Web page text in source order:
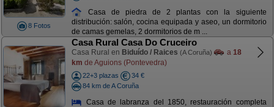
8 Fotos
Casa de piedra de 2 plantas con la siguiente
distribución: salón, cocina equipada y aseo, un dormitorio
de camas gemelas, 2 dormitorios de m ...
Casa Rural Casa Do Cruceiro
Casa Rural en Biduído / Raices (A Coruña) a 18
km de Aguions (Pontevedra)
22+3 plazas
34 €
84 km de A Coruña
Casa de labranza del 1850, restauración completa